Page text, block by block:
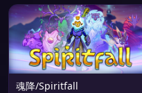
魂降/Spiritfall